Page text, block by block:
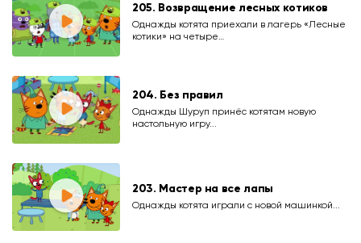
205. Возвращение лесных котиков
Однажды котята приехали в лагерь «Лесные
котики» на четыре…
204. Без правил
Однажды Шуруп принёс котятам новую
настольную игру...
203. Мастер на все лапы
Однажды котята играли с новой машинкой...